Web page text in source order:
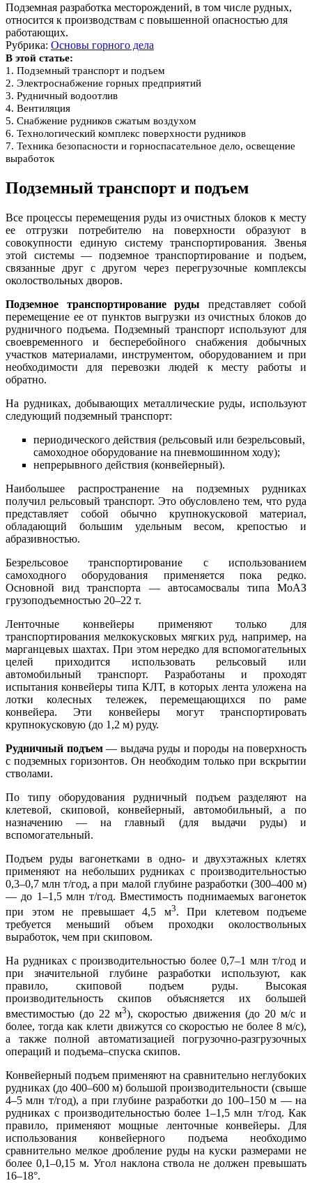
Подземная разработка месторождений, в том числе рудных,
относится к производствам с повышенной опасностью для
работающих.
Рубрика: Основы горного дела
В этой статье:
1. Подземный транспорт и подъем
2. Электроснабжение горных предприятий
3. Рудничный водоотлив
4. Вентиляция
5. Снабжение рудников сжатым воздухом
6. Технологический комплекс поверхности рудников
7. Техника безопасности и горноспасательное дело, освещение
выработок
Подземный транспорт и подъем
Все процессы перемещения руды из очистных блоков к месту
ее отгрузки потребителю на поверхности образуют в
совокупности единую систему транспортирования. Звенья
этой системы — подземное транспортирование и подъем,
связанные друг с другом через перегрузочные комплексы
околоствольных дворов.
Подземное транспортирование руды представляет собой
перемещение ее от пунктов выгрузки из очистных блоков до
рудничного подъема. Подземный транспорт используют для
своевременного и бесперебойного снабжения добычных
участков материалами, инструментом, оборудованием и при
необходимости для перевозки людей к месту работы и
обратно.
На рудниках, добывающих металлические руды, используют
следующий подземный транспорт:
периодического действия (рельсовый или безрельсовый,
самоходное оборудование на пневмошинном ходу);
непрерывного действия (конвейерный).
Наибольшее распространение на подземных рудниках
получил рельсовый транспорт. Это обусловлено тем, что руда
представляет собой обычно крупнокусковой материал,
обладающий большим удельным весом, крепостью и
абразивностью.
Безрельсовое транспортирование с использованием
самоходного оборудования применяется пока редко.
Основной вид транспорта — автосамосвалы типа МоАЗ
грузоподъемностью 20–22 т.
Ленточные конвейеры применяют только для
транспортирования мелкокусковых мягких руд, например, на
марганцевых шахтах. При этом нередко для вспомогательных
целей приходится использовать рельсовый или
автомобильный транспорт. Разработаны и проходят
испытания конвейеры типа КЛТ, в которых лента уложена на
лотки колесных тележек, перемещающихся по раме
конвейера. Эти конвейеры могут транспортировать
крупнокусковую (до 1,2 м) руду.
Рудничный подъем— выдача руды и породы на поверхность
с подземных горизонтов. Он необходим только при вскрытии
стволами.
По типу оборудования рудничный подъем разделяют на
клетевой, скиповой, конвейерный, автомобильный, а по
назначению — на главный (для выдачи руды) и
вспомогательный.
Подъем руды вагонетками в одно- и двухэтажных клетях
применяют на небольших рудниках с производительностью
0,3–0,7 млн т/год, а при малой глубине разработки (300–400 м)
— до 1–1,5 млн т/год. Вместимость поднимаемых вагонеток
при этом не превышает 4,5 м3. При клетевом подъеме
требуется меньший объем проходки околоствольных
выработок, чем при скиповом.
На рудниках с производительностью более 0,7–1 млн т/год и
при значительной глубине разработки используют, как
правило, скиповой подъем руды. Высокая
производительность скипов объясняется их большей
вместимостью (до 22 м3), скоростью движения (до 20 м/с и
более, тогда как клети движутся со скоростью не более 8 м/с),
а также полной автоматизацией погрузочно-разгрузочных
операций и подъема–спуска скипов.
Конвейерный подъем применяют на сравнительно неглубоких
рудниках (до 400–600 м) большой производительности (свыше
4–5 млн т/год), а при глубине разработки до 100–150 м — на
рудниках с производительностью более 1–1,5 млн т/год. Как
правило, применяют мощные ленточные конвейеры. Для
использования конвейерного подъема необходимо
сравнительно мелкое дробление руды на куски размерами не
более 0,1–0,15 м. Угол наклона ствола не должен превышать
16–18°.